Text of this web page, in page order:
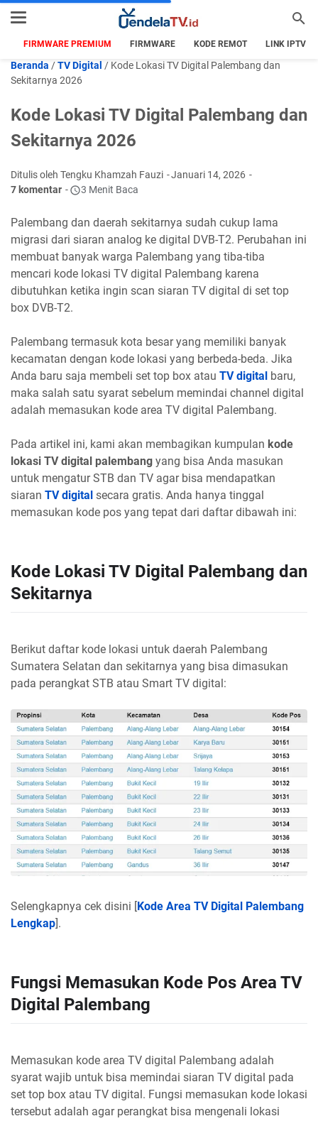
FIRMWARE PREMIUM FIRMWARE KODE REMOT LINK IPTV
Beranda /TV Digital / Kode Lokasi TV Digital Palembang dan
Sekitarnya 2026
Kode Lokasi TV Digital Palembang dan
Sekitarnya 2026
Ditulis oleh Tengku Khamzah Fauzi
Januari 14, 2026
7 komentar
3 Menit Baca
Palembang dan daerah sekitarnya sudah cukup lama
migrasi dari siaran analog ke digital DVB-T2. Perubahan ini
membuat banyak warga Palembang yang tiba-tiba
mencari kode lokasi TV digital Palembang karena
dibutuhkan ketika ingin scan siaran TV digital di set top
box DVB-T2.
Palembang termasuk kota besar yang memiliki banyak
kecamatan dengan kode lokasi yang berbeda-beda. Jika
Anda baru saja membeli set top box atau TV digital baru,
maka salah satu syarat sebelum memindai channel digital
adalah memasukan kode area TV digital Palembang.
Pada artikel ini, kami akan membagikan kumpulan kode
lokasi TV digital palembang yang bisa Anda masukan
untuk mengatur STB dan TV agar bisa mendapatkan
siaran TV digital secara gratis. Anda hanya tinggal
memasukan kode pos yang tepat dari daftar dibawah ini:
Kode Lokasi TV Digital Palembang dan
Sekitarnya
Berikut daftar kode lokasi untuk daerah Palembang
Sumatera Selatan dan sekitarnya yang bisa dimasukan
pada perangkat STB atau Smart TV digital:
Selengkapnya cek disini [Kode Area TV Digital Palembang
Lengkap].
Fungsi Memasukan Kode Pos Area TV
Digital Palembang
Memasukan kode area TV digital Palembang adalah
syarat wajib untuk bisa memindai siaran TV digital pada
set top box atau TV digital. Fungsi memasukan kode lokasi
tersebut adalah agar perangkat bisa mengenali lokasi